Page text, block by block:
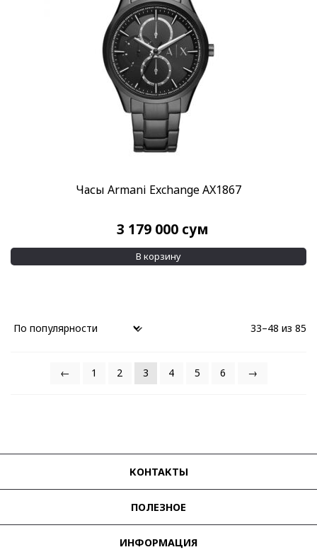
Часы Armani Exchange AX1867
3 179 000 сум
В корзину
33–48 из 85
← 1 2 3 4 5 6 →
КОНТАКТЫ
ПОЛЕЗНОЕ
ИНФОРМАЦИЯ